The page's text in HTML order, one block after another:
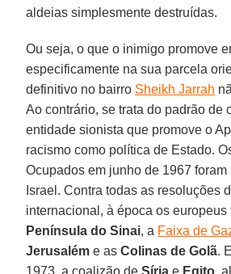
aldeias simplesmente destruídas.
Ou seja, o que o inimigo promove
especificamente na sua parcela
definitivo no bairro Sheikh Jarrah
Ao contrário, se trata do padrão de
entidade sionista que promove o
racismo como política de Estado.
Ocupados em junho de 1967
Israel. Contra todas as resoluções
internacional, à época os europeus
Península do Sinai, a Faixa de
Jerusalém e asColinas de Golã.
1973, a coalizão deSíria e Egito,